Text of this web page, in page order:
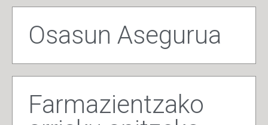
Osasun Asegurua
Farmazientzako